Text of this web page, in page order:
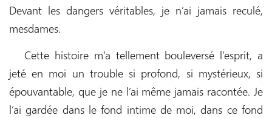
Devant les dangers véritables, je n’ai jamais reculé,
mesdames.
Cette histoire m’a tellement bouleversé l’esprit, a
jeté en moi un trouble si profond, si mystérieux, si
épouvantable, que je ne l’ai même jamais racontée. Je
l’ai gardée dans le fond intime de moi, dans ce fond